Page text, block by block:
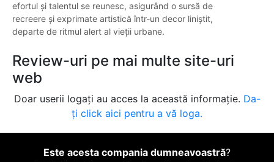
efortul și talentul se reunesc, asigurând o sursă de
recreere și exprimate artistică într-un decor liniștit,
departe de ritmul alert al vieții urbane.
Review-uri pe mai multe site-uri
web
Doar userii logați au acces la această informație. Da-
ți click aici pentru a vă loga.
Este acesta compania dumneavoastră?